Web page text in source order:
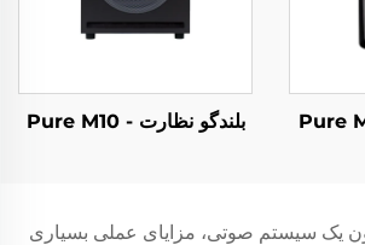
بلندگو نظارت - Pure M10
یک سیستم صوتی، مزایای عملی بسیاری